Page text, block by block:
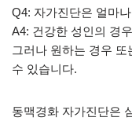
Q4: 자가진단은 얼마
A4: 건강한 성인의 경
그러나 원하는 경우
수 있습니다.
동맥경화 자가진단은